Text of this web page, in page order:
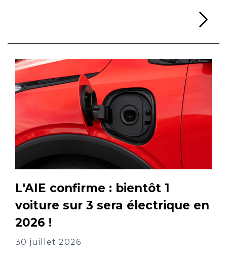
L'AIE confirme : bientôt 1
voiture sur 3 sera électrique en
2026 !
30 juillet 2026